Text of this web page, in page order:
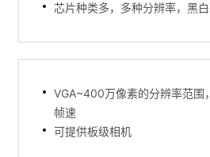
芯片种类多，多种分辨率，黑
VGA~400万像素的分辨率范
帧速
可提供板级相机